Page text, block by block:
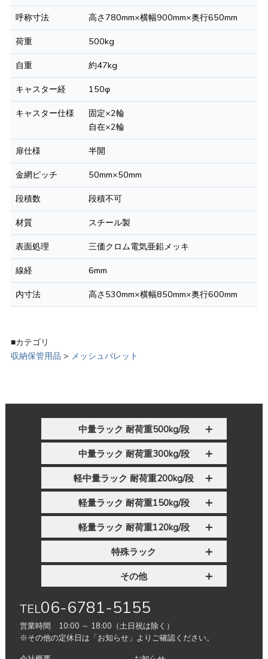
呼称寸法
高さ780mm×横幅900mm×奥行650mm
荷重
500kg
自重
約47kg
キャスター経
150φ
キャスター仕様
固定×2輪
自在×2輪
扉仕様
半開
金網ピッチ
50mm×50mm
段積数
段積不可
材質
スチール製
表面処理
三価クロム電気亜鉛メッキ
線経
6mm
内寸法
高さ530mm×横幅850mm×奥行600mm
■カテゴリ
収納保管用品 > メッシュパレット
中量ラック 耐荷重500kg/段
中量ラック 耐荷重300kg/段
軽中量ラック 耐荷重200kg/段
軽量ラック 耐荷重150kg/段
軽量ラック 耐荷重120kg/段
特殊ラック
その他
TEL06-6781-5155
営業時間 10:00 ～ 18:00（土日祝は除く）
※その他の定休日は「お知らせ」よりご確認ください。